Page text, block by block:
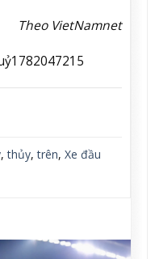
Theo VietNamnet
,thủy,trên, Xe đầu